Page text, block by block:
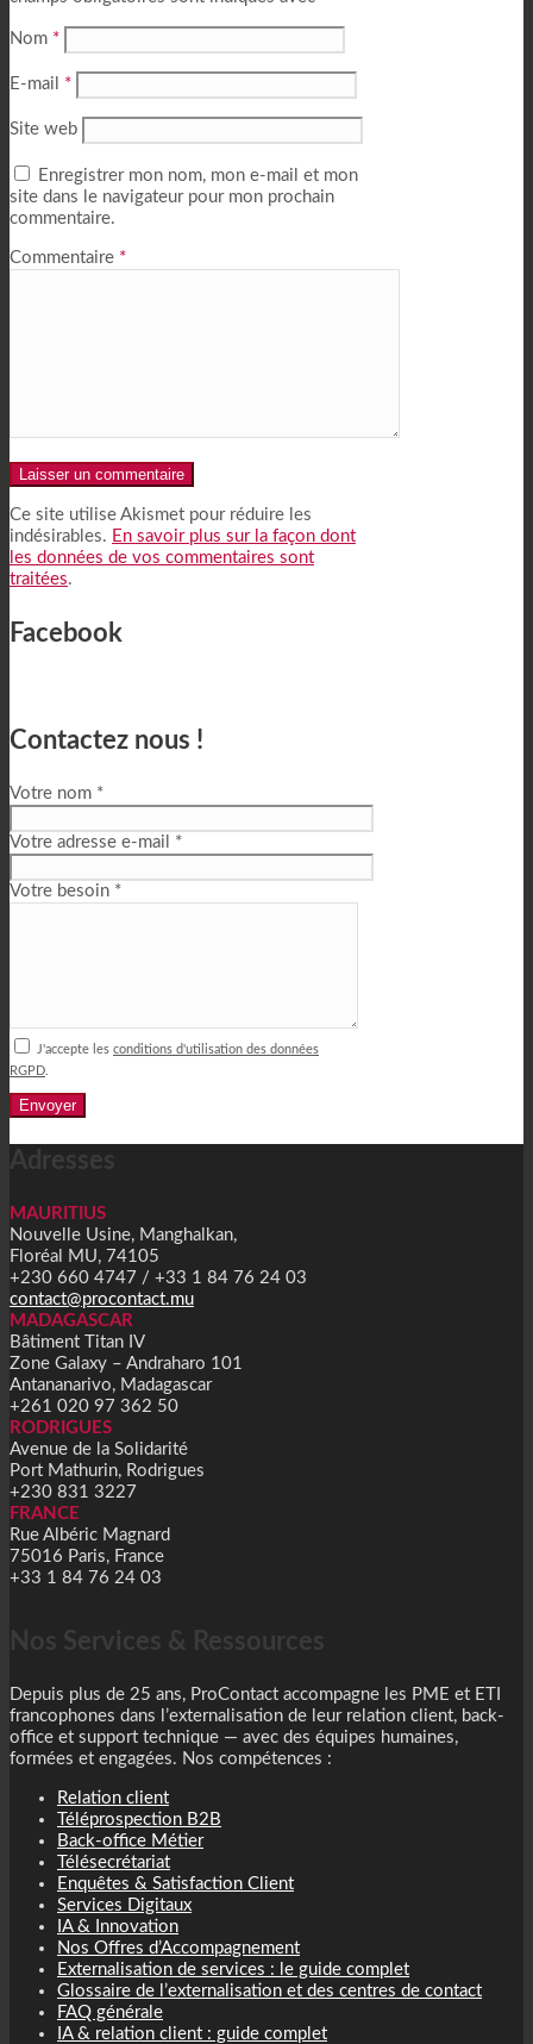
Nom *
E-mail *
Site web
Enregistrer mon nom, mon e-mail et mon
site dans le navigateur pour mon prochain
commentaire.
Commentaire *
Alternative:
Ce site utilise Akismet pour réduire les
indésirables. En savoir plus sur la façon dont
les données de vos commentaires sont
traitées.
Facebook
Contactez nous !
Votre nom *
Votre adresse e-mail *
Votre besoin *
J'accepte les conditions d'utilisation des données
RGPD
Adresses
MAURITIUS
Nouvelle Usine, Manghalkan,
Floréal MU, 74105
+230 660 4747 / +33 1 84 76 24 03
contact@procontact.mu
MADAGASCAR
Bâtiment Titan IV
Zone Galaxy – Andraharo 101
Antananarivo, Madagascar
+261 020 97 362 50
RODRIGUES
Avenue de la Solidarité
Port Mathurin, Rodrigues
+230 831 3227
FRANCE
Rue Albéric Magnard
75016 Paris, France
+33 1 84 76 24 03
Nos Services & Ressources
Depuis plus de 25 ans, ProContact accompagne les PME et ETI
francophones dans l’externalisation de leur relation client, back-
office et support technique — avec des équipes humaines,
formées et engagées. Nos compétences :
Relation client
Téléprospection B2B
Back-office Métier
Télésecrétariat
Enquêtes & Satisfaction Client
Services Digitaux
IA & Innovation
Nos Offres d’Accompagnement
Externalisation de services : le guide complet
Glossaire de l’externalisation et des centres de contact
FAQ générale
IA & relation client : guide complet